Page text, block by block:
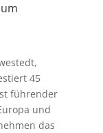
45
führender
und
das